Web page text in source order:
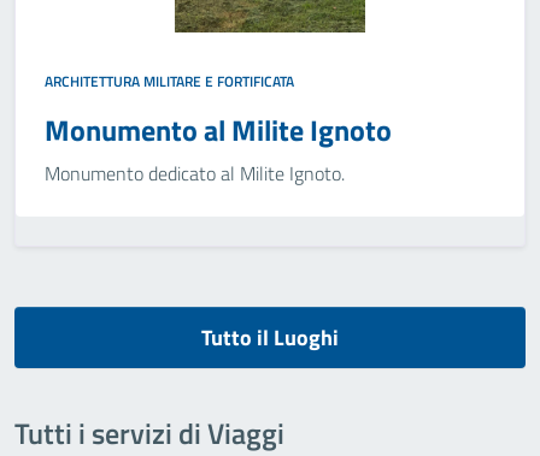
ARCHITETTURA MILITARE E FORTIFICATA
Monumento al Milite Ignoto
Monumento dedicato al Milite Ignoto.
Tutto il Luoghi
Tutti i servizi di Viaggi